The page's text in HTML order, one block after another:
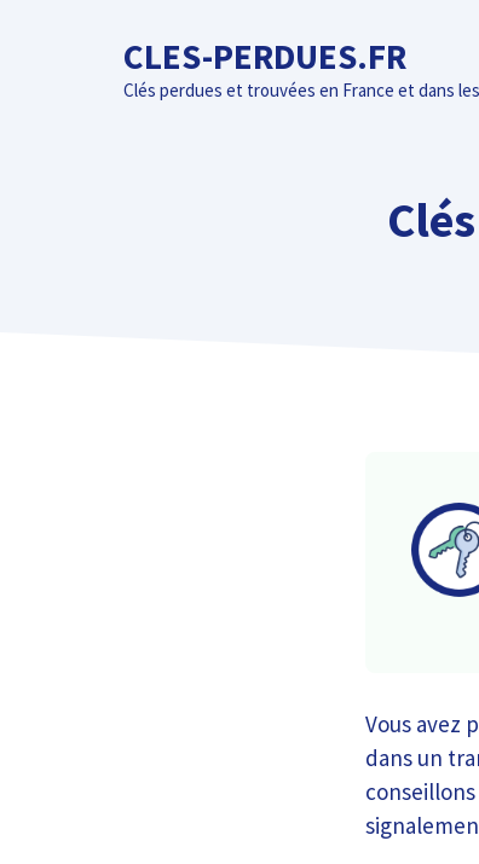
CLES-PERDUES.FR
Clés perdues et trouvées en France et dans
Vous avez
dans un